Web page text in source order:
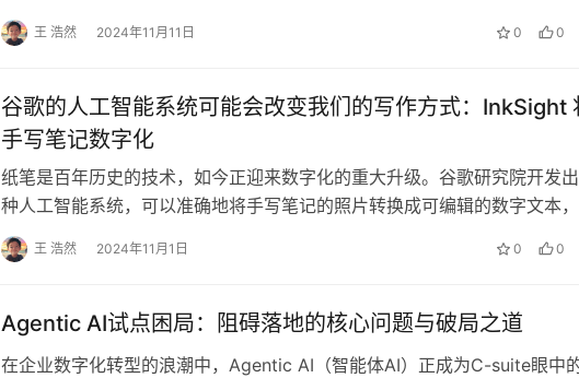
王 浩然 2024年11月11日 0 0
谷歌的人工智能系统可能会改变我们的写作方式：InkSight
手写笔记数字化
纸笔是百年历史的技术，如今正迎来数字化的重大升级。谷歌研究院开发
种人工智能系统，可以准确地将手写笔记的照片转换成可编辑的数字文本，
可能会改变数百万人捕捉和保存想法的方式。 新…
王 浩然 2024年11月1日 0 0
Agentic AI试点困局：阻碍落地的核心问题与破局之道
在企业数字化转型的浪潮中，Agentic AI（智能体AI）正成为C-suite眼中